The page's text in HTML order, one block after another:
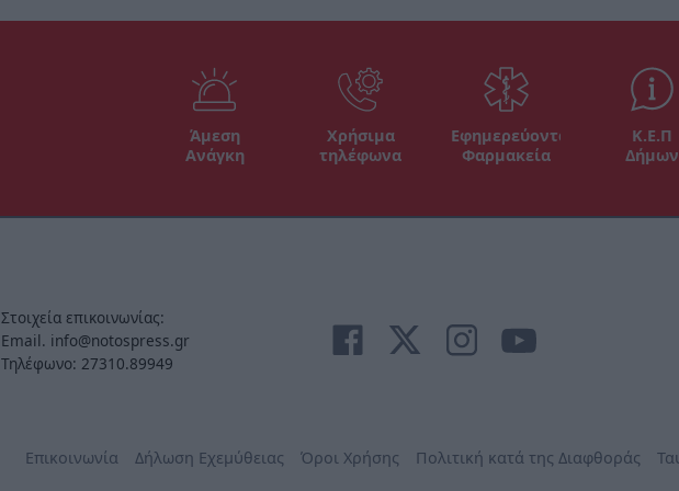
Άμεση
Ανάγκη
Χρήσιμα
τηλέφωνα
Εφημερεύοντα
Φαρμακεία
Κ.Ε.Π
Δήμων
Στοιχεία επικοινωνίας:
Email. info@notospress.gr
Τηλέφωνο: 27310.89949
Επικοινωνία Δήλωση Εχεμύθειας Όροι Χρήσης Πολιτική κατά της Διαφθοράς